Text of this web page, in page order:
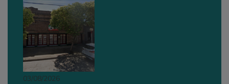
03/08/2026